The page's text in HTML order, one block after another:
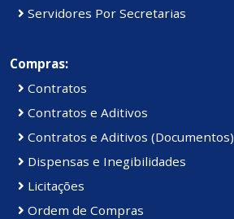
Servidores Por Secretarias
Compras:
Contratos
Contratos e Aditivos
Contratos e Aditivos (Documentos)
Dispensas e Inegibilidades
Licitações
Ordem de Compras